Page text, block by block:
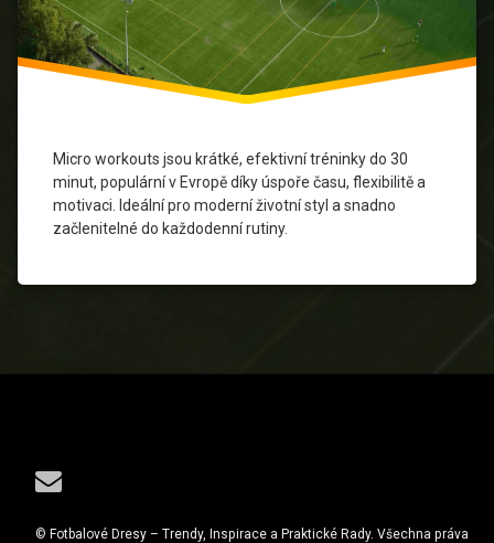
Micro workouts jsou krátké, efektivní tréninky do 30
minut, populární v Evropě díky úspoře času, flexibilitě a
motivaci. Ideální pro moderní životní styl a snadno
začlenitelné do každodenní rutiny.
HIIT
krátké
tréninky
Micro
workouts
E-mail
© Fotbalové Dresy – Trendy, Inspirace a Praktické Rady. Všechna práva